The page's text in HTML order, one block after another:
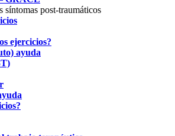
post-traumáticos
ejercicios?
ayuda